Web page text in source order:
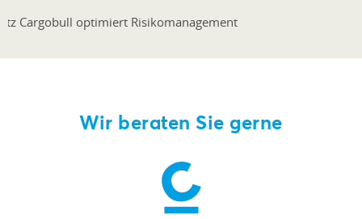
Wir beraten Sie gerne